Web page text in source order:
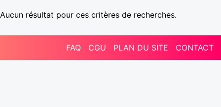
Aucun résultat pour ces critères de recherches.
FAQ CGU PLAN DU SITE CONTACT